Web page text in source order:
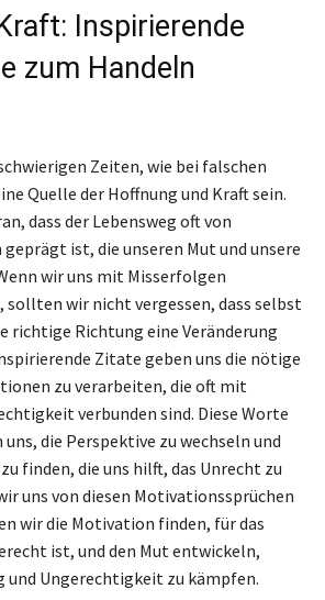
Inspirierende
zum Handeln
Zeiten, wie bei falschen
Quelle der Hoffnung und Kraft sein.
dass der Lebensweg oft von
ist, die unseren Mut und unsere
wir uns mit Misserfolgen
wir nicht vergessen, dass selbst
richtige Richtung eine Veränderung
Zitate geben uns die nötige
zu verarbeiten, die oft mit
verbunden sind. Diese Worte
die Perspektive zu wechseln und
finden, die uns hilft, das Unrecht zu
uns von diesen Motivationssprüchen
wir die Motivation finden, für das
ist, und den Mut entwickeln,
und Ungerechtigkeit zu kämpfen.